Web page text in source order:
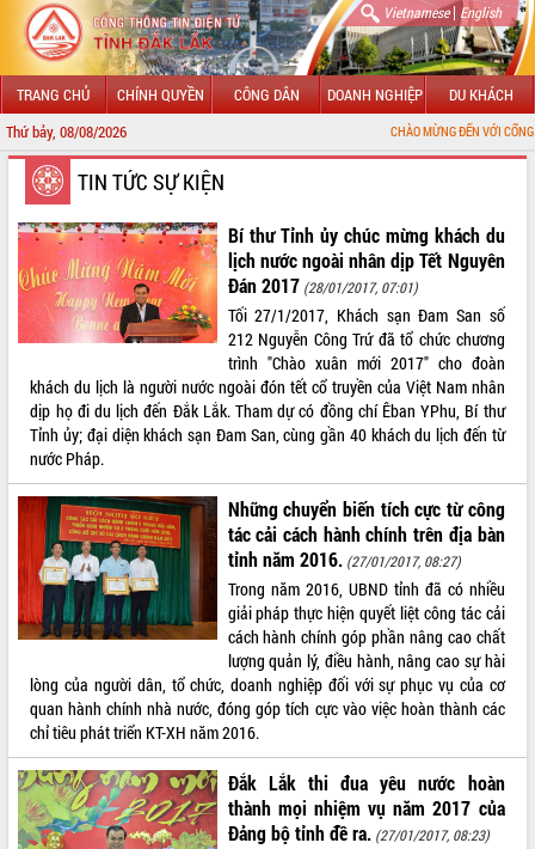
Vietnamese| English
TRANG CHỦ CHÍNH QUYỀN CÔNG DÂN DOANH NGHIỆP DU KHÁCH
Thứ bảy, 08/08/2026 CHÀO MỪNG ĐẾN VỚI CỔNG THÔNG TIN
GIỚI THIỆU
LÃNH ĐẠO UBND TỈNH
TIN TỨC SỰ KIỆN
SỞ, BAN, NGÀNH
THÔNG TIN CHỈ ĐẠO ĐIỀU HÀNH
HỆ THỐNG VĂN BẢN
VĂN BẢN HĐND TỈNH
ĐIỂM TIN VĂN BẢN
QUY HOẠCH - KẾ HOẠCH
TIN TỨC SỰ KIỆN
Bí thư Tỉnh ủy chúc mừng khách du
lịch nước ngoài nhân dịp Tết Nguyên
Đán 2017 (28/01/2017, 07:01)
Tối 27/1/2017, Khách sạn Đam San số
212 Nguyễn Công Trứ đã tổ chức chương
trình "Chào xuân mới 2017" cho đoàn
khách du lịch là người nước ngoài đón tết cổ truyền của Việt Nam nhân
dịp họ đi du lịch đến Đắk Lắk. Tham dự có đồng chí Êban YPhu, Bí thư
Tỉnh ủy; đại diện khách sạn Đam San, cùng gần 40 khách du lịch đến từ
nước Pháp.
Những chuyển biến tích cực từ công
tác cải cách hành chính trên địa bàn
tỉnh năm 2016. (27/01/2017, 08:27)
Trong năm 2016, UBND tỉnh đã có nhiều
giải pháp thực hiện quyết liệt công tác cải
cách hành chính góp phần nâng cao chất
lượng quản lý, điều hành, nâng cao sự hài
lòng của người dân, tổ chức, doanh nghiệp đối với sự phục vụ của cơ
quan hành chính nhà nước, đóng góp tích cực vào việc hoàn thành các
chỉ tiêu phát triển KT-XH năm 2016.
Đắk Lắk thi đua yêu nước hoàn
thành mọi nhiệm vụ năm 2017 của
Đảng bộ tỉnh đề ra. (27/01/2017, 08:23)